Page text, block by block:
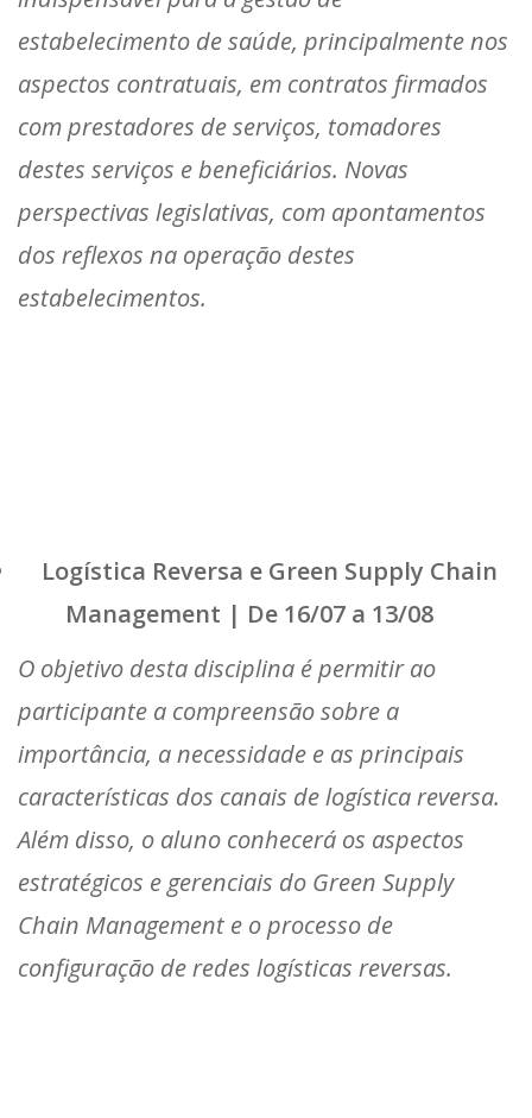
estabelecimento de saúde, principalmente nos
aspectos contratuais, em contratos firmados
com prestadores de serviços, tomadores
destes serviços e beneficiários. Novas
perspectivas legislativas, com apontamentos
dos reflexos na operação destes
estabelecimentos.
Logística Reversa e Green Supply Chain
Management | De 16/07 a 13/08
O objetivo desta disciplina é permitir ao
participante a compreensão sobre a
importância, a necessidade e as principais
características dos canais de logística reversa.
Além disso, o aluno conhecerá os aspectos
estratégicos e gerenciais do Green Supply
Chain Management e o processo de
configuração de redes logísticas reversas.